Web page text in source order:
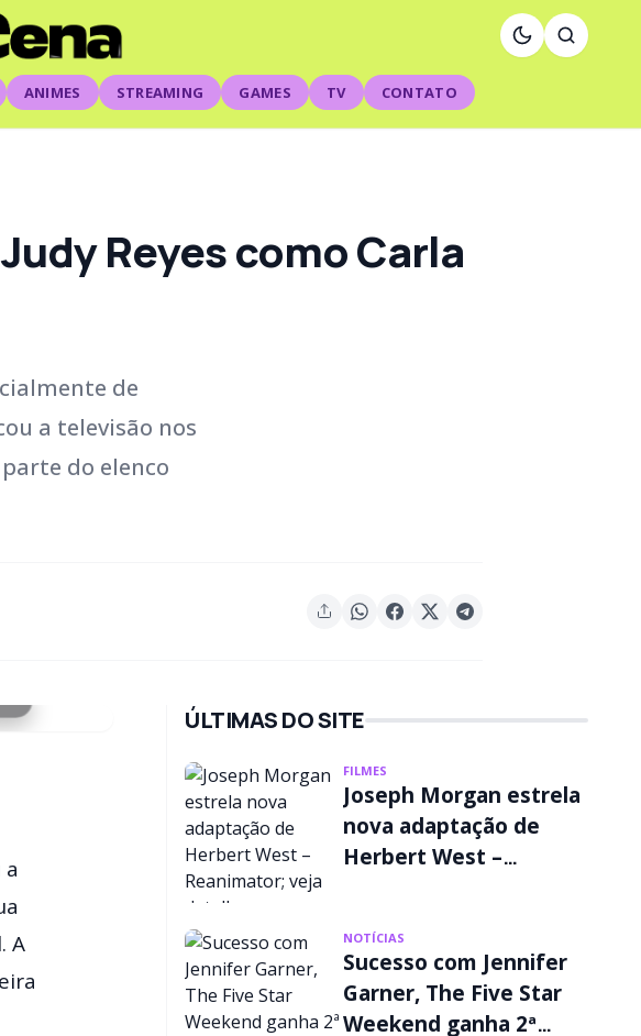
ANIMES STREAMING GAMES TV CONTATO
Reyes como Carla
de
a televisão nos
do elenco
A
ÚLTIMAS DO SITE
FILMES
Joseph Morgan estrela
nova adaptação de
Herbert West –
NOTÍCIAS
Sucesso com Jennifer
Garner, The Five Star
Weekend ganha 2ª